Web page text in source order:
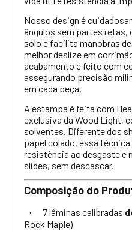
Nosso design é
ângulos sem partes retas,
solo e facilita manobras
melhor deslize em
acabamento é feito com
assegurando precisão
em cada peça.
A estampa é feita com
exclusiva da Wood Light,
solventes. Diferente dos
papel colado, essa
resistência ao desgaste e
slides, sem descascar.
Composição do
· 7 lâminas calibradas
Rock Maple)